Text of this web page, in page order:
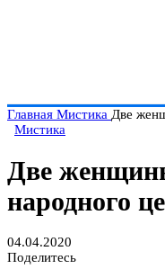
Главная Мистика Две
Мистика
Две
народного
04.04.2020
Поделитесь